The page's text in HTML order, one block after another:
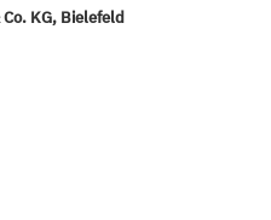
KG, Bielefeld